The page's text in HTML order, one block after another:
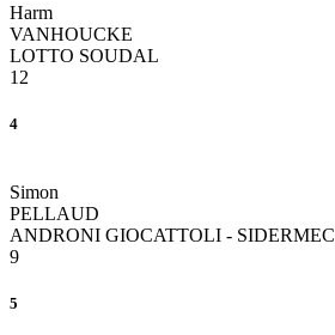
Harm
VANHOUCKE
LOTTO SOUDAL
12
4
Simon
PELLAUD
ANDRONI GIOCATTOLI - SIDERMEC
9
5